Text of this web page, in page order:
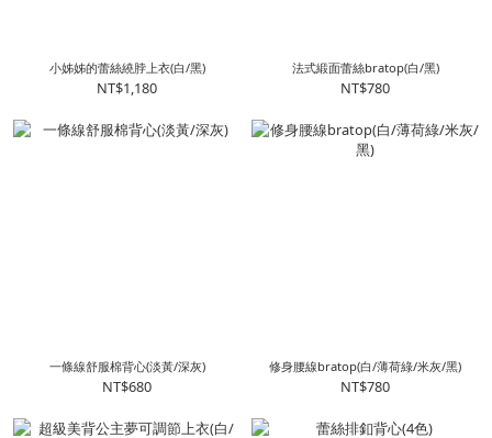
小姊姊的蕾絲繞脖上衣(白/黑)
NT$1,180
法式緞面蕾絲bratop(白/黑)
NT$780
一條線舒服棉背心(淡黃/深灰)
NT$680
修身腰線bratop(白/薄荷綠/米灰/黑)
NT$780